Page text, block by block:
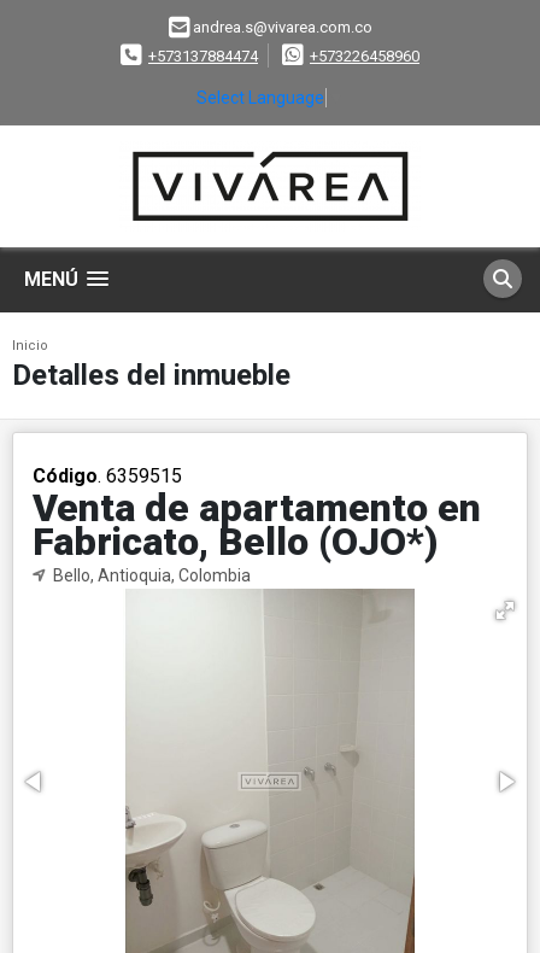
andrea.s@vivarea.com.co
+573137884474
+573226458960
Select Language
MENÚ
Inicio
Detalles del inmueble
Código. 6359515
Venta de apartamento en
Fabricato, Bello (OJO*)
Bello, Antioquia, Colombia